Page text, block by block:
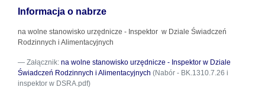
Informacja o nabrze
na wolne stanowisko urzędnicze - Inspektor w Dziale Świadczeń
Rodzinnych i Alimentacyjnych
Załącznik: na wolne stanowisko urzędnicze - Inspektor w Dziale
Świadczeń Rodzinnych i Alimentacyjnych (Nabór - BK.1310.7.26 i
inspektor w DSRA.pdf)